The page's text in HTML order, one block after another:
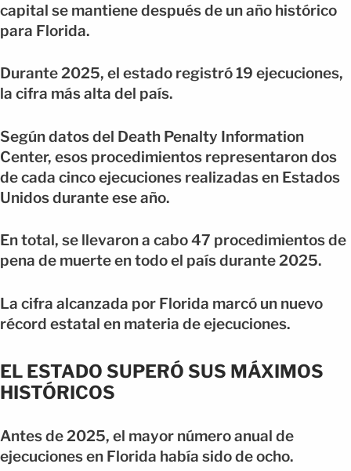
capital se mantiene después de un año histórico
para Florida.
Durante 2025, el estado registró 19 ejecuciones,
la cifra más alta del país.
Según datos del Death Penalty Information
Center, esos procedimientos representaron dos
de cada cinco ejecuciones realizadas en Estados
Unidos durante ese año.
En total, se llevaron a cabo 47 procedimientos de
pena de muerte en todo el país durante 2025.
La cifra alcanzada por Florida marcó un nuevo
récord estatal en materia de ejecuciones.
EL ESTADO SUPERÓ SUS MÁXIMOS
HISTÓRICOS
Antes de 2025, el mayor número anual de
ejecuciones en Florida había sido de ocho.